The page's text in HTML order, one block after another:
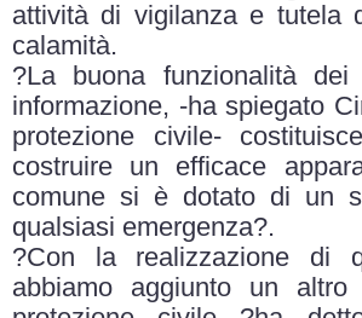
attività di vigilanza e tutela
calamità.
?La buona funzionalità
informazione, -ha spiegato
protezione civile-
costruire un efficace
comune si è dotato di un
qualsiasi emergenza?.
?Con la realizzazione di
abbiamo aggiunto un